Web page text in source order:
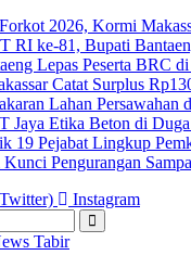
2026, Kormi
RI ke-81, Bupati
Lepas Peserta BRC
Catat Surplus
Lahan
Jaya Etika Beton di
19 Pejabat Lingkup
Kunci Pengurangan
Instagram